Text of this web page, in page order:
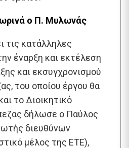
ο Π. Μυλωνάς
τις κατάλληλες
έναρξη και εκτέλεση
και εκσυγχρονισμού
του οποίου έργου θα
το Διοικητικό
δήλωσε ο Παύλος
διευθύνων
μέλος της ΕΤΕ),